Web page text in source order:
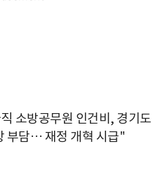
소방공무원 인건비, 경기도
부담… 재정 개혁 시급"